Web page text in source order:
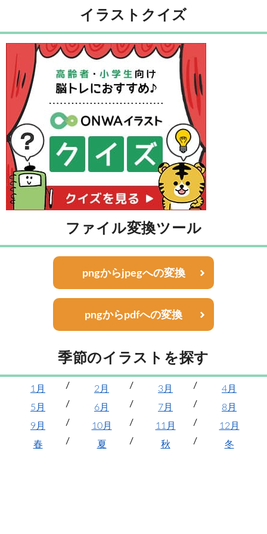
イラストクイズ
ファイル変換ツール
pngからjpegへの変換
pngからpdfへの変換
季節のイラストを探す
1月 2月 3月
4月
5月
6月 7月
8月
9月
10月 11月
12月
春
夏 秋 冬